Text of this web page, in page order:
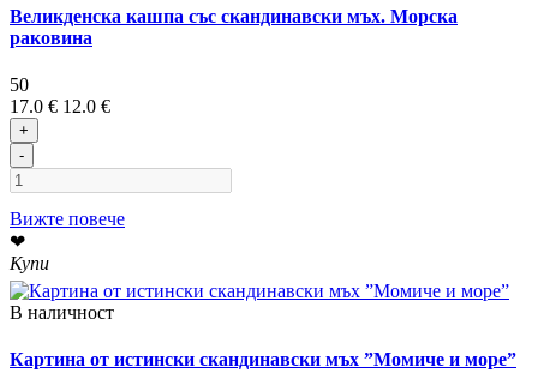
Великденска кашпа със скандинавски мъх. Морска
раковина
50
17.0 € 12.0 €
+
-
Вижте повече
❤
Купи
В наличност
Картина от истински скандинавски мъх ”Момиче и море”